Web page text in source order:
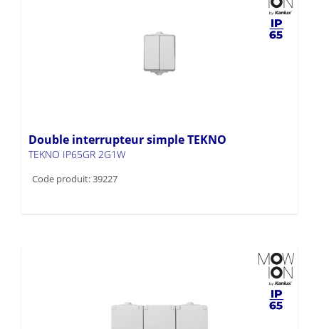
Double interrupteur simple TEKNO
TEKNO IP65GR 2G1W
Code produit: 39227